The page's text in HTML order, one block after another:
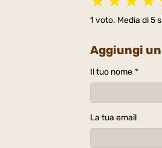
1 voto. Media di5
Aggiungi
Il tuo nome
La tua email